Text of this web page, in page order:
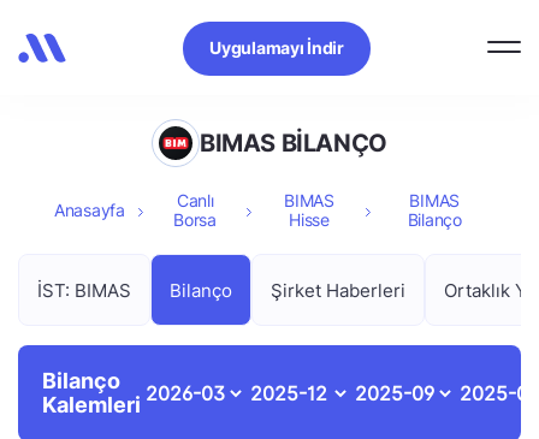
Uygulamayı İndir
BIMAS BİLANÇO
Anasayfa
Canlı
Borsa
BIMAS
Hisse
BIMAS
Bilanço
İST: BIMAS Bilanço Şirket Haberleri Ortaklık
Bilanço
Kalemleri